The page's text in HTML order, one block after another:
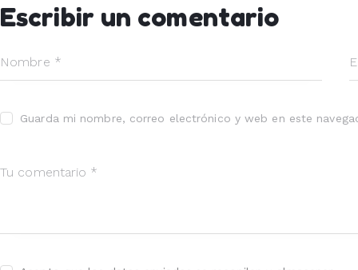
Escribir un comentario
Guarda mi nombre, correo electrónico y web en este